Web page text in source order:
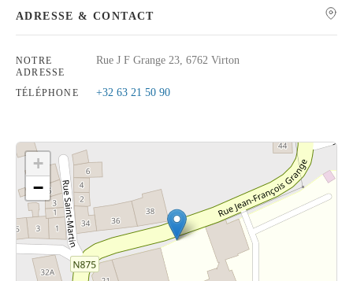
Rechercher
ADRESSE & CONTACT
NOTRE
ADRESSE
Rue J F Grange 23, 6762 Virton
TÉLÉPHONE +32 63 21 50 90
Cliquez sur le bouton pour afficher la carte.
Voir la carte
+
−